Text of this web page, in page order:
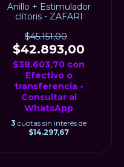
Anillo + Estimulador
clítoris - ZAFARI
$45.151,00
$42.893,00
$38.603,70 con
Efectivo o
transferencia -
Consultar al
WhatsApp
3 cuotas sin interés de
$14.297,67